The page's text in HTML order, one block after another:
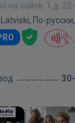
на сайте: 1 д. 22
Latviski, По-